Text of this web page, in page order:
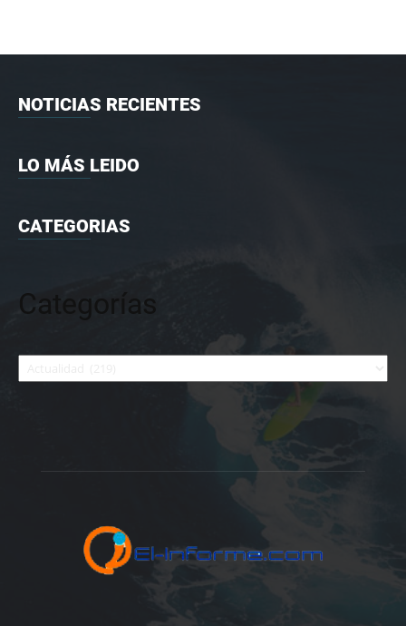
NOTICIAS RECIENTES
LO MÁS LEIDO
CATEGORIAS
Categorías
Categorías